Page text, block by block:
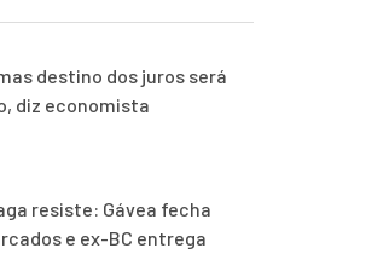
destino dos juros será
diz economista
resiste: Gávea fecha
e ex-BC entrega